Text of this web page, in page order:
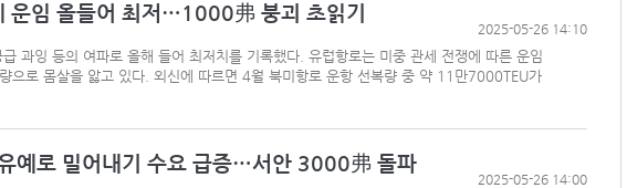
운임 올들어 최저…1000弗 붕괴 초읽기
2025-05-26 14:10
과잉 등의 여파로 올해 들어 최저치를 기록했다. 유럽항로는 미중 관세 전쟁에 따른 운임
으로 몸살을 앓고 있다. 외신에 따르면 4월 북미항로 운항 선복량 중 약 11만7000TEU가
예로 밀어내기 수요 급증…서안 3000弗 돌파
2025-05-26 14:00